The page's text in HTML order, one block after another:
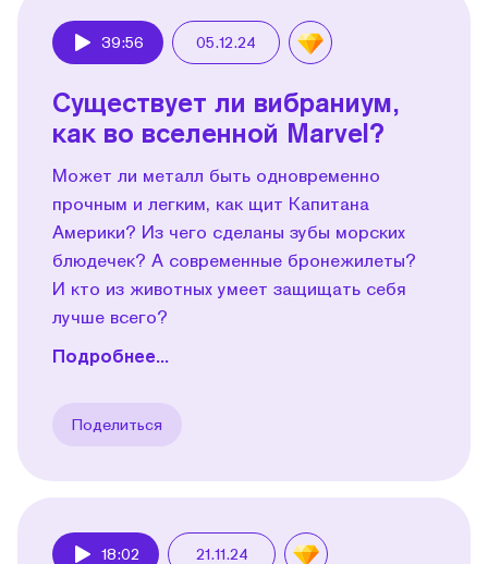
39:56 05.12.24
Существует ли вибраниум,
как во вселенной Marvel?
Может ли металл быть одновременно
прочным и легким, как щит Капитана
Америки? Из чего сделаны зубы морских
блюдечек? А современные бронежилеты?
И кто из животных умеет защищать себя
лучше всего?
Подробнее...
Поделиться
18:02 21.11.24